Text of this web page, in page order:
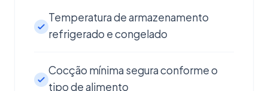
Temperatura de armazenamento
refrigerado e congelado
Cocção mínima segura conforme o
tipo de alimento